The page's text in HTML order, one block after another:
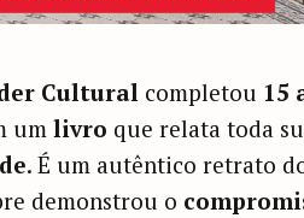
Culturalcompletou 15
um livro que relata toda
. É um autêntico retrato
demonstrou o